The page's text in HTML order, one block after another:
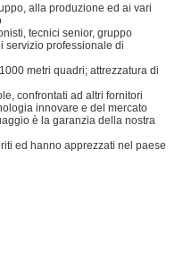
alla produzione ed ai vari
tecnici senior, gruppo
servizio professionale di
metri quadri; attrezzatura di
confrontati ad altri fornitori
innovare e del mercato
è la garanzia della nostra
ed hanno apprezzati nel paese